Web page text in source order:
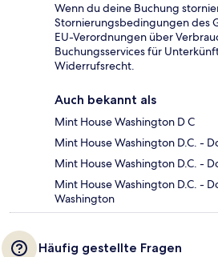
Wenn du deine Buchung
Stornierungsbedingungen des
EU-Verordnungen über
Buchungsservices für
Widerrufsrecht.
Auch bekannt als
Mint House Washington D C
Mint House Washington D.C. -
Mint House Washington D.C. -
Mint House Washington D.C. -
Washington
Häufig gestellte Fragen